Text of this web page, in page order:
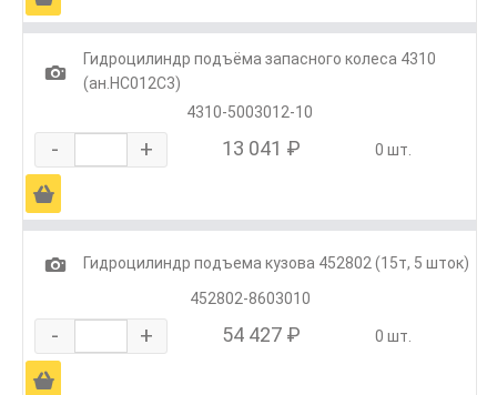
1
Гидроцилиндр подъёма запасного колеса 4310
(ан.HC012C3)
4310-5003012-10
- + 13 041 ₽ 0 шт.
Ä
1
Гидроцилиндр подъема кузова 452802 (15т, 5 шток)
452802-8603010
- + 54 427 ₽ 0 шт.
Ä